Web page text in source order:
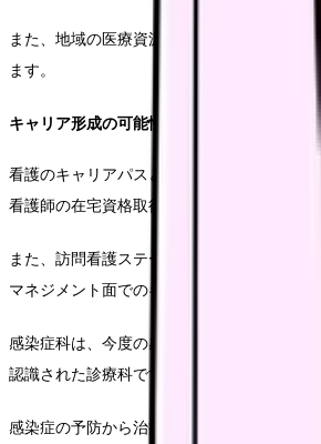
また、地域の医療資源や福祉サービスにつ
ます。
キャリア形成の可能性
看護のキャリアパスとしては、訪問看護認
看護師の在宅資格取得が挙げられます。
また、訪問看護ステーションの管理者として
マネジメント面でのキャリアを築くことも可
感染症科は、今度の感染症の世界的な流行
認識された診療科です。
感染症の予防から治療、そして院内感染対